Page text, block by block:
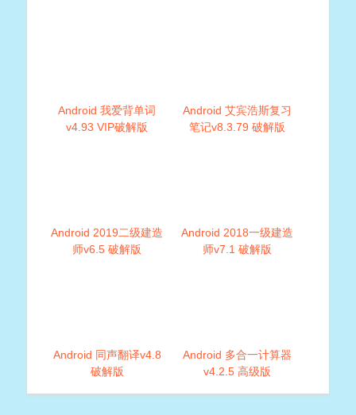
Android 我爱背单词
v4.93 VIP破解版
Android 艾宾浩斯复习
笔记v8.3.79 破解版
Android 2019二级建造
师v6.5 破解版
Android 2018一级建造
师v7.1 破解版
Android 同声翻译v4.8
破解版
Android 多合一计算器
v4.2.5 高级版